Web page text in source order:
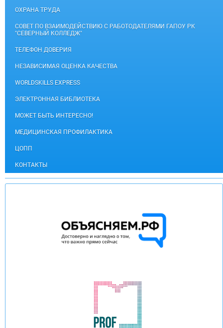
ОХРАНА ТРУДА
СОВЕТ ПО ВЗАИМОДЕЙСТВИЮ С РАБОТОДАТЕЛЯМИ ГАПОУ РК
"СЕВЕРНЫЙ КОЛЛЕДЖ"
ТЕЛЕФОН ДОВЕРИЯ
НЕЗАВИСИМАЯ ОЦЕНКА КАЧЕСТВА
WORLDSKILLS EXPRESS
ЭЛЕКТРОННАЯ БИБЛИОТЕКА
МОЖЕТ БЫТЬ ИНТЕРЕСНО!
МЕДИЦИНСКАЯ ПРОФИЛАКТИКА
ЦОПП
КОНТАКТЫ